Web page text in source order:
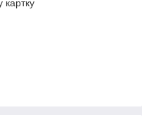
картку